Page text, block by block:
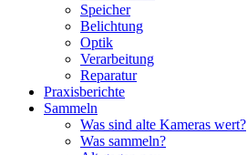
Speicher
Belichtung
Optik
Verarbeitung
Reparatur
Praxisberichte
Sammeln
Was sind alte Kameras wert?
Was sammeln?